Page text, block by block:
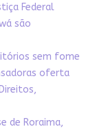
Federal
são
sem fome
oferta
de Roraima,